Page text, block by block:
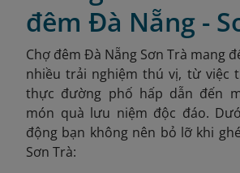
đêm Đà Nẵng -
Chợ đêm Đà Nẵng Sơn Trà mang
nhiều trải nghiệm thú vị, từ việc
thực đường phố hấp dẫn đến
món quà lưu niệm độc đáo.
động bạn không nên bỏ lỡ khi
Sơn Trà: